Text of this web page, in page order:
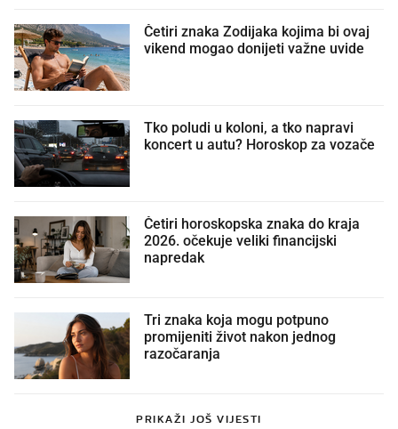
Četiri znaka Zodijaka kojima bi ovaj
vikend mogao donijeti važne uvide
Tko poludi u koloni, a tko napravi
koncert u autu? Horoskop za vozače
Četiri horoskopska znaka do kraja
2026. očekuje veliki financijski
napredak
Tri znaka koja mogu potpuno
promijeniti život nakon jednog
razočaranja
PRIKAŽI JOŠ VIJESTI